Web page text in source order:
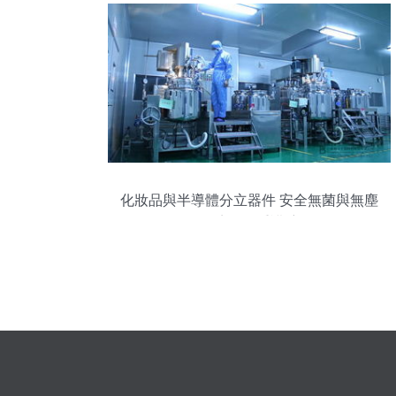
化妝品與半導體分立器件 安全無菌與無塵